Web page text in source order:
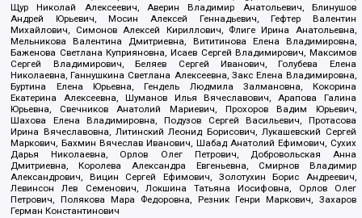
Щур Николай Алексеевич, Аверин Владимир Анатольевич, Блинушов
Андрей Юрьевич, Мосин Алексей Геннадьевич, Гефтер Валентин
Михайлович, Симонов Алексей Кириллович, Флиге Ирина Анатольевна,
Мельникова Валентина Дмитриевна, Вититинова Елена Владимировна,
Баженова Светлана Куприяновна, Исаев Сергей Владимирович, Максимов
Сергей Владимирович, Беляев Сергей Иванович, Голубева Елена
Николаевна, Ганнушкина Светлана Алексеевна, Закс Елена Владимировна,
Буртина Елена Юрьевна, Гендель Людмила Залмановна, Кокорина
Екатерина Алексеевна, Шуманов Илья Вячеславович, Арапова Галина
Юрьевна, Свечников Анатолий Мариевич, Прохоров Вадим Юрьевич,
Шахова Елена Владимировна, Подузов Сергей Васильевич, Протасова
Ирина Вячеславовна, Литинский Леонид Борисович, Лукашевский Сергей
Маркович, Бахмин Вячеслав Иванович, Шабад Анатолий Ефимович, Сухих
Дарья Николаевна, Орлов Олег Петрович, Добровольская Анна
Дмитриевна, Королева Александра Евгеньевна, Смирнов Владимир
Александрович, Вицин Сергей Ефимович, Золотухин Борис Андреевич,
Левинсон Лев Семенович, Локшина Татьяна Иосифовна, Орлов Олег
Петрович, Полякова Мара Федоровна, Резник Генри Маркович, Захаров
Герман Константинович